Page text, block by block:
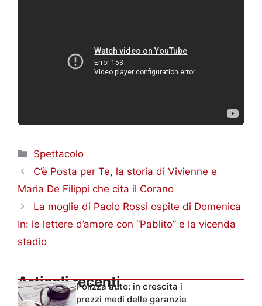
Categorie
Spettacolo
C’è Posta per Te, la storia di Vivienne e
Maria De Filippi che cita il Corano
La moglie di Paolo Rossi ospite di Domenica
In: le lettere d’amore con “Pablito” e la vicenda
stadio
Articoli recentiPolizza auto: in crescita i
prezzi medi delle garanzie